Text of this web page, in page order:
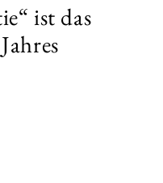
ist das